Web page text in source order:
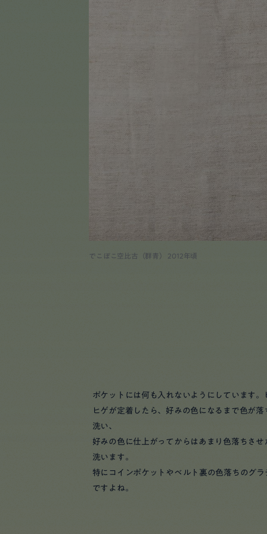
でこぼこ空比古（群青） 2012年頃
ポケットには何も入れないようにしています
ヒゲが定着したら、好みの色になるまで色が
洗い、
好みの色に仕上がってからはあまり色落ちさ
洗います。
特にコインポケットやベルト裏の色落ちのグ
ですよね。